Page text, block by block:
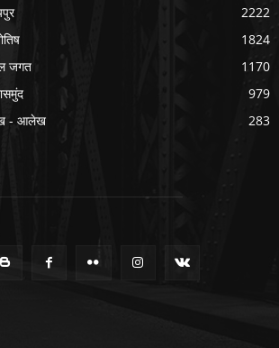
2222
1824
जगत
1170
979
- आलेख
283